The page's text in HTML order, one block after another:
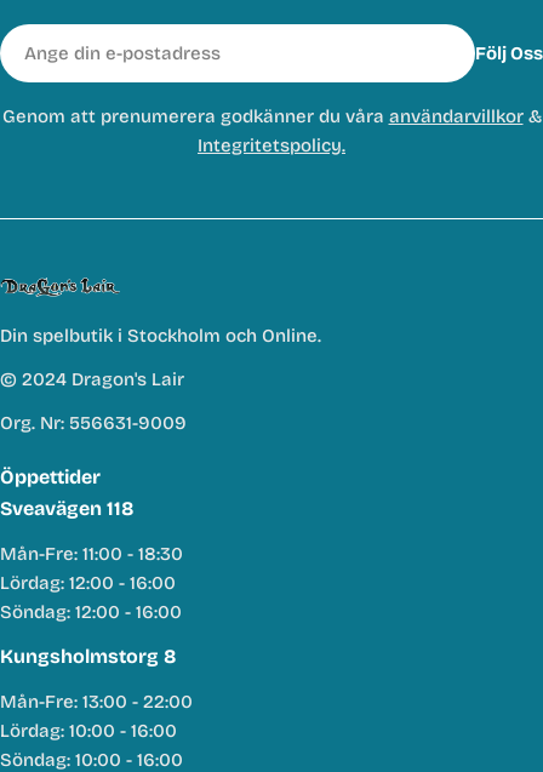
E-
post
Följ Oss
Genom att prenumerera godkänner du våra användarvillkor&
Integritetspolicy.
Din spelbutik i Stockholm och Online.
© 2024 Dragon's Lair
Org. Nr: 556631-9009
Öppettider
Sveavägen 118
Mån-Fre: 11:00 - 18:30
Lördag: 12:00 - 16:00
Söndag: 12:00 - 16:00
Kungsholmstorg 8
Mån-Fre: 13:00 - 22:00
Lördag: 10:00 - 16:00
Söndag: 10:00 - 16:00